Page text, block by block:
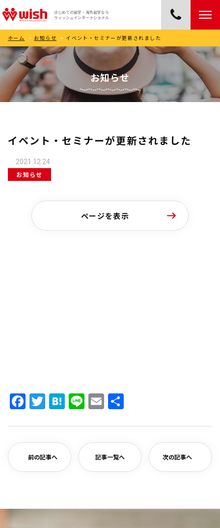
はじめての留学・海外留学なら
ウィッシュインターナショナル
ホーム > お知らせ > イベント・セミナーが更新されました
お知らせ
イベント・セミナーが更新されました
2021.12.24
お知らせ
ページを表示
Facebook
Twitter
Hatena
LineEmail
前の記事へ 記事一覧へ 次の記事へ